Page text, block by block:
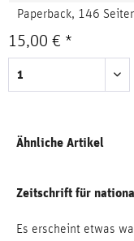
Paperback, 146
15,00 € *
Ähnliche Artikel
Zeitschrift für
Es erscheint etwas